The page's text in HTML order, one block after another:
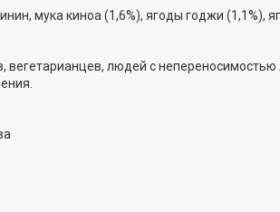
мука киноа (1,6%), ягоды годжи (1,1%),
людей с